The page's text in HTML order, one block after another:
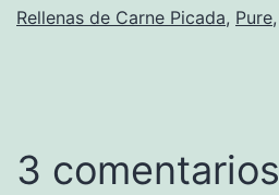
Rellenas de Carne Picada, Pure,
3 comentarios